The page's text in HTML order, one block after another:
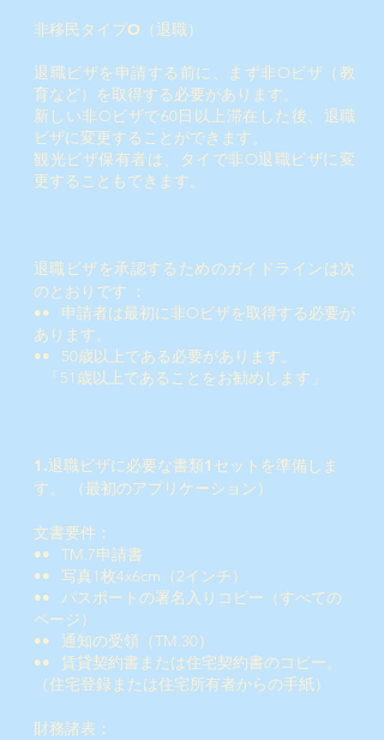
非移民タイプO（退職）
退職ビザを申請する前に、まず非Oビザ（教
育など）を取得する必要があります。
新しい非Oビザで60日以上滞在した後、退職
ビザに変更することができます。
観光ビザ保有者は、タイで非O退職ビザに変
更することもできます。
退職ビザを承認するためのガイドラインは次
のとおりです
：
••
申請者は最初に非Oビザを取得する必要が
あります。
••
50歳以上である必要があります。
「51歳以上であることをお勧めします」
1.退職ビザに必要な書類1セットを準備しま
す。 （最初のアプリケーション）
文書要件：
••
TM.7申請書
••
写真1枚4x6cm（2インチ）
••
パスポートの署名入りコピー（すべての
ページ）
••
通知の受領（TM.30）
••
賃貸契約書または住宅契約書のコピー。
（住宅登録または住宅所有者からの手紙）
財務諸表：